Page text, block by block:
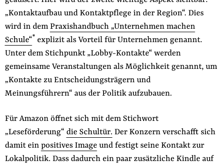
„Kontaktaufbau und Kontaktpflege in der Region“. Dies
wird in dem Praxishandbuch „Unternehmen machen
Schule“* explizit als Vorteil für Unternehmen genannt.
Unter dem Stichpunkt „Lobby-Kontakte“ werden
gemeinsame Veranstaltungen als Möglichkeit genannt, um
„Kontakte zu Entscheidungsträgern und
Meinungsführern“ aus der Politik aufzubauen.
Für Amazon öffnet sich mit dem Stichwort
„Leseförderung“ die Schultür. Der Konzern verschafft sich
damit ein positives Imageund festigt seine Kontakt zur
Lokalpolitik. Dass dadurch ein paar zusätzliche Kindle auf